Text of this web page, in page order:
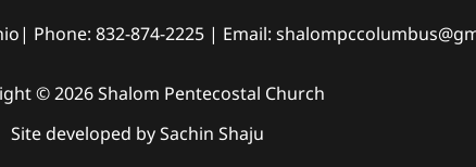
Phone: 832-874-2225 | Email:
© 2026 Shalom Pentecostal Church
Site developed by Sachin Shaju